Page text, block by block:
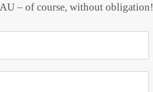
– of course, without obligation!